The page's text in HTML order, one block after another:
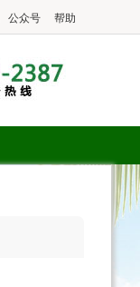
公众号 帮助